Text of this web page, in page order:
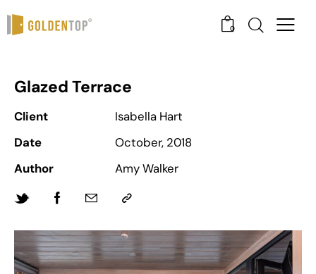
0
Glazed Terrace
Client
Isabella Hart
Date
October, 2018
Author
Amy Walker